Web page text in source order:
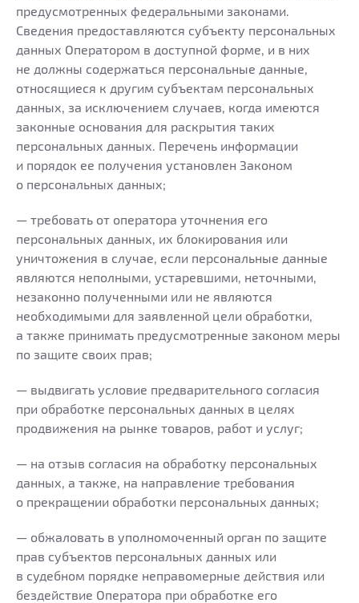
предусмотренных федеральными законами.
Сведения предоставляются субъекту персональных
данных Оператором в доступной форме, и в них
не должны содержаться персональные данные,
относящиеся к другим субъектам персональных
данных, за исключением случаев, когда имеются
законные основания для раскрытия таких
персональных данных. Перечень информации
и порядок ее получения установлен Законом
о персональных данных;
— требовать от оператора уточнения его
персональных данных, их блокирования или
уничтожения в случае, если персональные данные
являются неполными, устаревшими, неточными,
незаконно полученными или не являются
необходимыми для заявленной цели обработки,
а также принимать предусмотренные законом меры
по защите своих прав;
— выдвигать условие предварительного согласия
при обработке персональных данных в целях
продвижения на рынке товаров, работ и услуг;
— на отзыв согласия на обработку персональных
данных, а также, на направление требования
о прекращении обработки персональных данных;
— обжаловать в уполномоченный орган по защите
прав субъектов персональных данных или
в судебном порядке неправомерные действия или
бездействие Оператора при обработке его